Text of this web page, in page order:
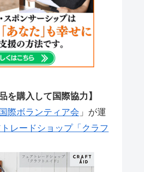
を購入して国際協力】
際ボランティア会 」が運
レードショップ「クラフ